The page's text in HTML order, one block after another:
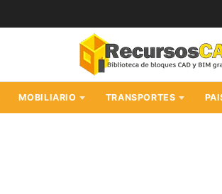
MOBILIARIO TRANSPORTES